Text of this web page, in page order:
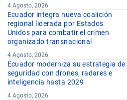
4 Agosto, 2026
Ecuador integra nueva coalición
regional liderada por Estados
Unidos para combatir el crimen
organizado transnacional
4 Agosto, 2026
Ecuador moderniza su estrategia de
seguridad con drones, radares e
inteligencia hasta 2029
4 Agosto, 2026